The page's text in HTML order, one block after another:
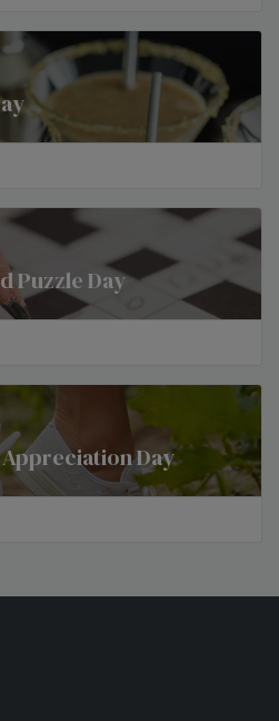
Puzzle Day
Day